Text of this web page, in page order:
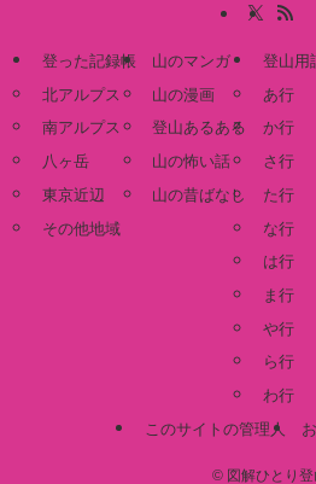
登った記録帳
北アルプス
南アルプス
八ヶ岳
東京近辺
その他地域
山のマンガ
山の漫画
登山あるある
山の怖い話
山の昔ばなし
登山用
あ行
か行
さ行
た行
な行
は行
ま行
や行
ら行
わ行
このサイトの管理人
© 図解ひとり登